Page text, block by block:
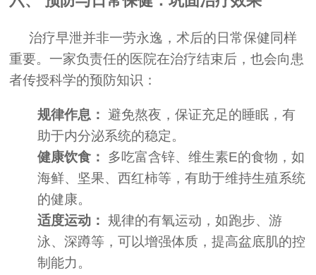
治疗早泄并非一劳永逸，术后的日常保健同样
重要。一家负责任的医院在治疗结束后，也会向患
者传授科学的预防知识：
规律作息： 避免熬夜，保证充足的睡眠，有
助于内分泌系统的稳定。
健康饮食：
多吃富含锌、维生素E的食物，如
海鲜、坚果、西红柿等，有助于维持生殖系统
的健康。
适度运动： 规律的有氧运动，如跑步、游
泳、深蹲等，可以增强体质，提高盆底肌的控
制能力。